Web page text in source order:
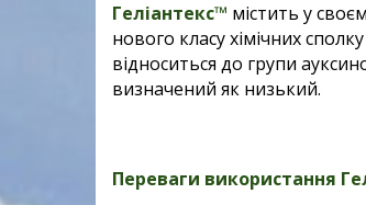
Геліантекс™ містить у
нового класу хімічних
відноситься до групи
визначений як низький.
Переваги використання